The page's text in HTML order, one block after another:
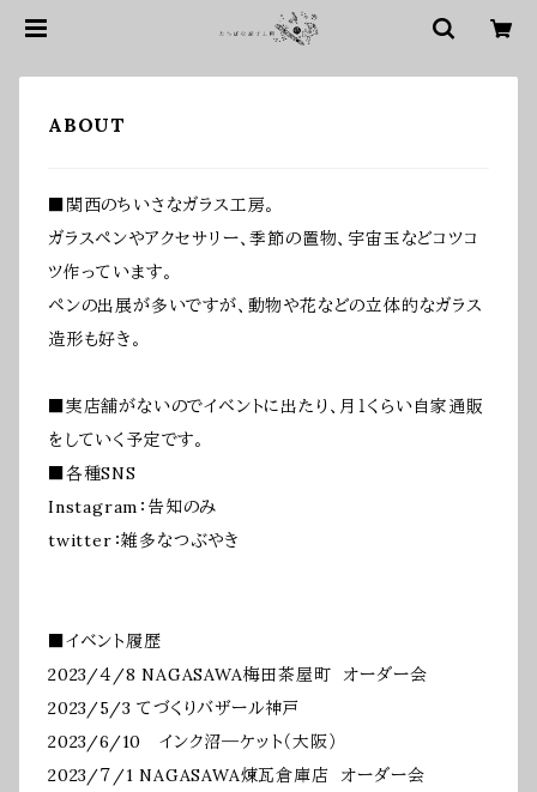
ABOUT
■関西のちいさなガラス工房。
ガラスペンやアクセサリー、季節の置物、宇宙玉などコツコ
ツ作っています。
ペンの出展が多いですが、動物や花などの立体的なガラス
造形も好き。
■実店舗がないのでイベントに出たり、月１くらい自家通販
をしていく予定です。
■各種SNS
Instagram：告知のみ
twitter：雑多なつぶやき
■イベント履歴
2023/４/8 NAGASAWA梅田茶屋町 オーダー会
2023/5/3 てづくりバザール神戸
2023/6/10 インク沼―ケット（大阪）
2023/７/1 NAGASAWA煉瓦倉庫店 オーダー会